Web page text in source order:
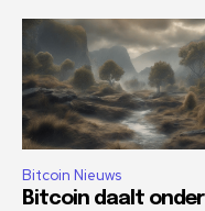
Bitcoin Nieuws
Bitcoin daalt onder